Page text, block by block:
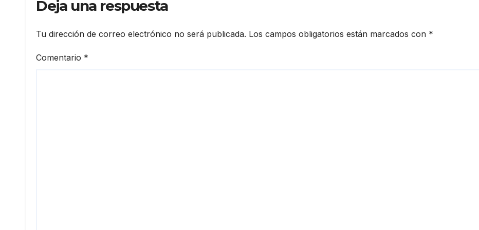
Deja una respuesta
Tu dirección de correo electrónico no será publicada. Los campos obligatorios están marcados con *
Comentario *